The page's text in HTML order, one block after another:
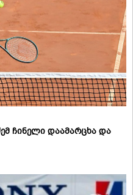
ჩინელი დაამარცხა და